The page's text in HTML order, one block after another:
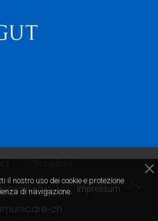
Donazioni
dati Impressum
il nostro uso dei cookie e protezione
di navigazione.